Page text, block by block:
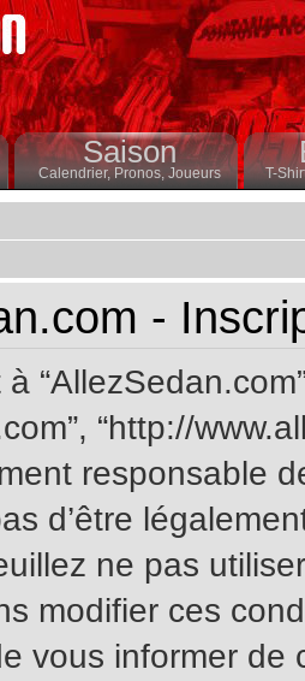
Saison
Calendrier,Pronos, Joueurs T-
-
“http://
responsable
d’être
ne pas
modifier ces
vous informer